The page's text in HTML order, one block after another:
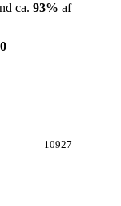
ca. 93% af
10927